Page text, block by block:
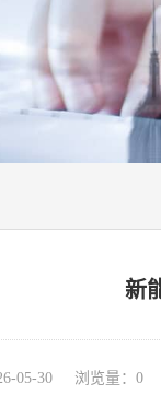
新
05-30 浏览量： 0